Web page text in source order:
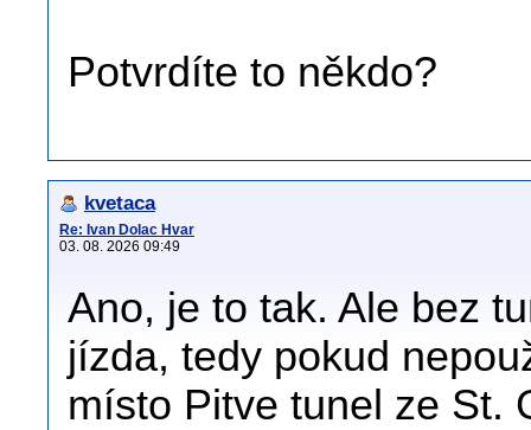
Potvrdíte to někdo?
kvetaca
Re: Ivan Dolac Hvar
03. 08. 2026 09:49
Ano, je to tak. Ale bez
jízda, tedy pokud
místo Pitve tunel ze St.